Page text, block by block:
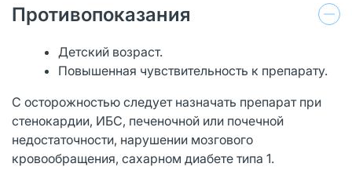
Противопоказания
Детский возраст.
Повышенная чувствительность к препарату.
С осторожностью следует назначать препарат при
стенокардии, ИБС, печеночной или почечной
недостаточности, нарушении мозгового
кровообращения, сахарном диабете типа 1.